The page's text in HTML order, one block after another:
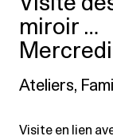
miroir …
Ateliers,
Visite en lien